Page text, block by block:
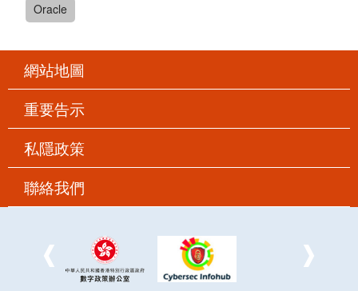
Oracle
網站地圖
重要告示
私隱政策
聯絡我們